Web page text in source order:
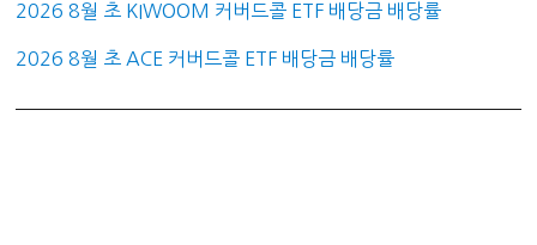
2026 8월 초 KIWOOM 커버드콜 ETF 배당금 배당률
2026 8월 초 ACE 커버드콜 ETF 배당금 배당률